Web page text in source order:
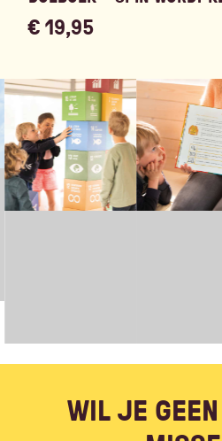
€19,95
WIL JE